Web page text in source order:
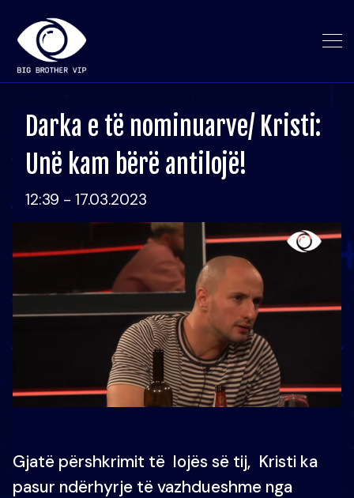
Darka e të nominuarve/ Kristi:
Unë kam bërë antilojë!
12:39 - 17.03.2023
Gjatë përshkrimit të lojës së tij, Kristi ka
pasur ndërhyrje të vazhdueshme nga